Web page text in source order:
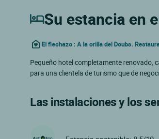
Su estancia en
El flechazo : A la orilla del Doubs.
Pequeño hotel completamente renovado,
para una clientela de turismo que de
Las instalaciones y los